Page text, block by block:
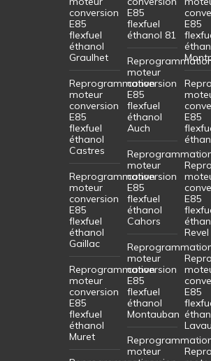
conversion
E85
flexfuel
éthanol
Graulhet
Reprogrammation
moteur
conversion
E85
flexfuel
éthanol
Castres
Reprogrammation
moteur
conversion
E85
flexfuel
éthanol
Gaillac
Reprogrammation
moteur
conversion
E85
flexfuel
éthanol
Muret
E85
flexfuel
éthanol 81
moteur
conversion
E85
flexfuel
éthanol
Auch
moteur
conversion
E85
flexfuel
éthanol
Cahors
moteur
conversion
E85
flexfuel
éthanol
Montauban
moteur
E85
E85
E85
Revel
E85